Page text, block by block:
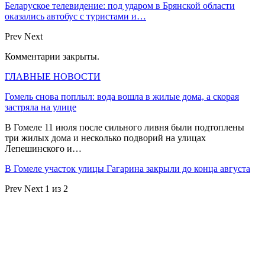
Беларуское телевидение: под ударом в Брянской области
оказались автобус с туристами и…
Prev Next
Комментарии закрыты.
ГЛАВНЫЕ НОВОСТИ
Гомель снова поплыл: вода вошла в жилые дома, а скорая
застряла на улице
В Гомеле 11 июля после сильного ливня были подтоплены
три жилых дома и несколько подворий на улицах
Лепешинского и…
В Гомеле участок улицы Гагарина закрыли до конца августа
Prev Next 1 из 2